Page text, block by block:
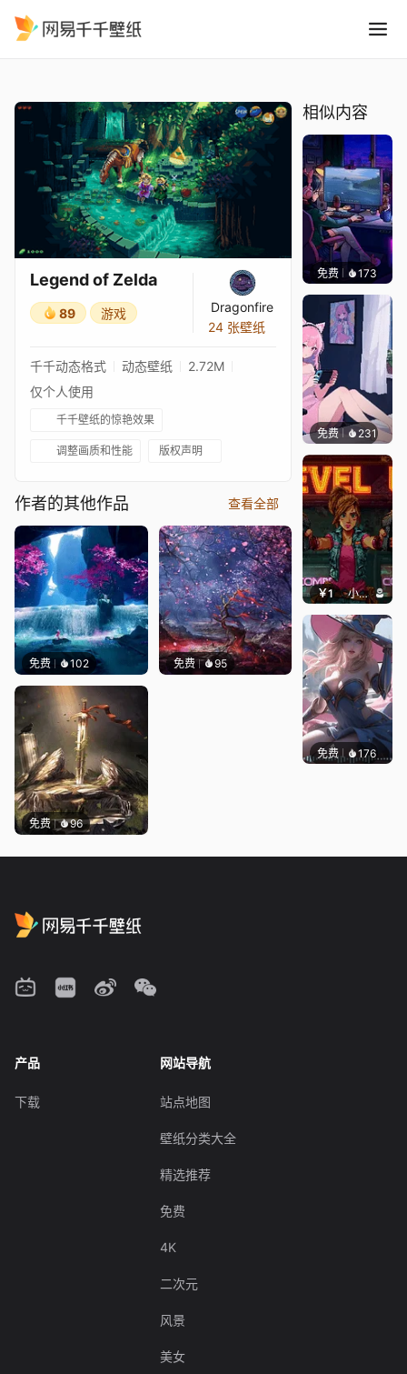
Legend of Zelda
89 游戏
Dragonfire
24 张壁纸
千千动态格式 动态壁纸
2.72M
仅个人使用
千千壁纸的惊艳效果
调整画质和性能 版权声明
作者的其他作品 查看全部
免费 102 免费 95
免费 96
相似内容
免费 173
免费 231好看
￥1 小鹿子
免费 176｡
产品
下载
网站导航
站点地图
壁纸分类大全
精选推荐
免费
4K
二次元
风景
美女